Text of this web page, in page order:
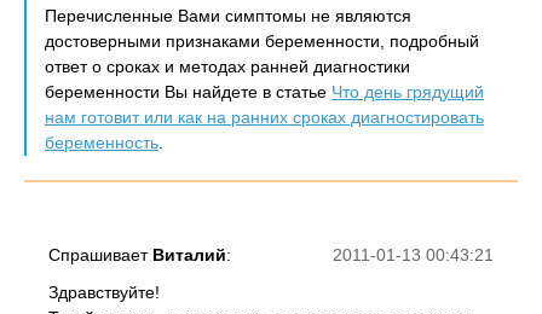
Перечисленные Вами симптомы не являются
достоверными признаками беременности, подробный
ответ о сроках и методах ранней диагностики
беременности Вы найдете в статье Что день грядущий
нам готовит или как на ранних сроках диагностировать
беременность
2011-01-13 00:43:21
Спрашивает Виталий:
Здравствуйте!